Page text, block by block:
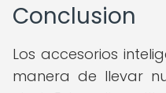
Conclusion
Los accesorios
manera de llevar